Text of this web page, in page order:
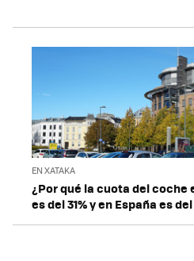
EN XATAKA
¿Por qué la cuota del
es del 31% y en España es